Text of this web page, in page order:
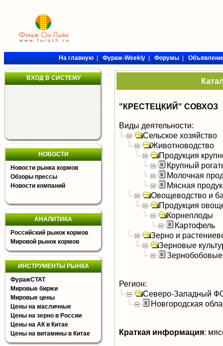
На главную|Фураж-Weekly|Форумы|
ВХОД В СИСТЕМУ
НОВОСТИ
Новости рынка кормов
Обзоры прессы
Новости компаний
АНАЛИТИКА
Российский рынок кормов
Мировой рынок кормов
ИНСТРУМЕНТЫ РЫНКА
ФуражСТАТ
Мировые биржи
Мировые цены
Цены на масличные
Цены на зерно в России
Цены на АК в Китае
Цены на витамины в Китае
"КРЕСТЕЦКИЙ" СОВХОЗ
Виды деятельности:
Сельское хозяйство
Животноводство
Продукция
Крупный
Молочная
Мясная
Овощеводство и
Продукция
Корнеплоды
Картофель
Зерно и
Зерновые
Зернобобовые
Регион:
Северо-Западный
Новгородская
Краткая информация: